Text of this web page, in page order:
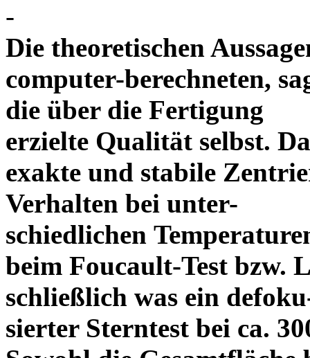
-
Die theoretischen
computer-berechneten,
die über die Fertigung
erzielte Qualität selbst.
exakte und stabile
Verhalten bei unter-
schiedlichen
beim Foucault-Test bzw.
schließlich was ein
sierter Sterntest bei ca.